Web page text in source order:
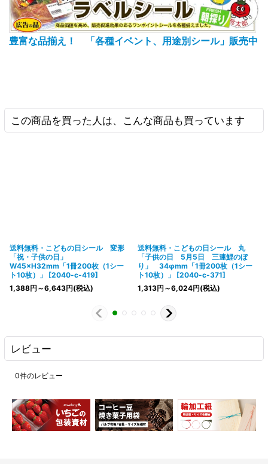
豊富な品揃え！ 「各種イベント、用途別シール」販売中
この商品を買った人は、こんな商品も買っています
送料無料・こどもの日シール 変形
「祝・子供の日」
W45×H32mm「1冊200枚（1シー
ト10枚）」
[2040-c-419]
1,388円 ～6,643円(税込)
送料無料・こどもの日シール 丸
「子供の日 5月5日 三連鯉のぼ
り」 34φmm「1冊200枚（1シー
ト10枚）」
[2040-c-371]
1,313円 ～6,024円(税込)
レビュー
0件のレビュー